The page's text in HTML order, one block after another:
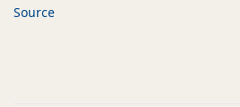
Source